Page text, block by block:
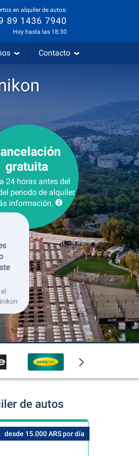
en alquiler de autos:
89 1436 7940
Hoy hasta las 18:30
Contacto
gratuita
24 horas antes del
periodo de alquiler.
información.
de autos
desde 15.000 ARS por día